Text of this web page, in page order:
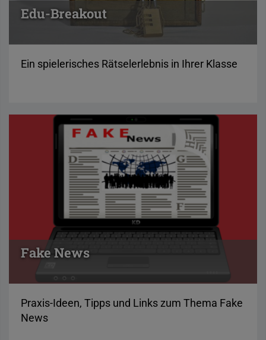
Edu-Breakout
Ein spielerisches Rätselerlebnis in Ihrer Klasse
Fake News
Praxis-Ideen, Tipps und Links zum Thema Fake
News